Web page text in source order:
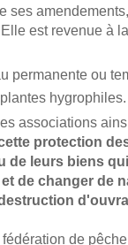
ses
est revenue à
permanente ou
hygrophiles.
associations
protection
de leurs biens
de changer de
de